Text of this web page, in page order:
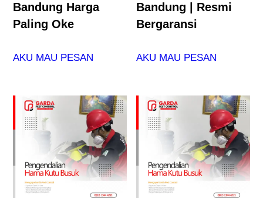
Bandung Harga
Paling Oke
AKU MAU PESAN
Bandung | Resmi
Bergaransi
AKU MAU PESAN